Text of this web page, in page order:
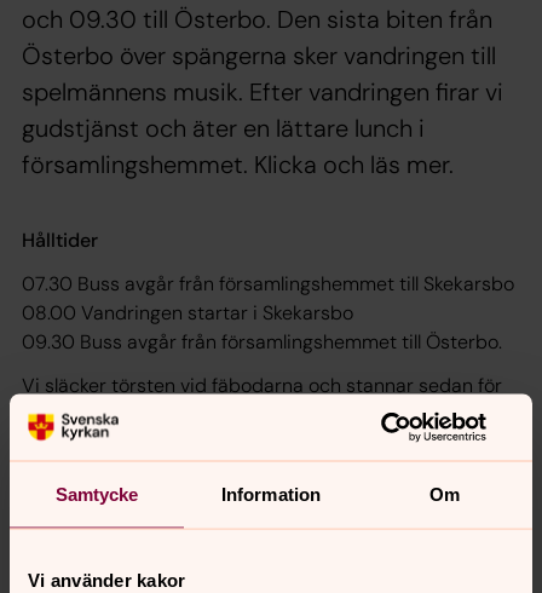
Samtycke Information Om
Vi använder kakor
och 09.30 till Österbo. Den sista biten från
Österbo över spängerna sker vandringen till
spelmännens musik. Efter vandringen firar vi
gudstjänst och äter en lättare lunch i
församlingshemmet. Klicka och läs mer.
Hålltider
07.30 Buss avgår från församlingshemmet till Skekarsbo
08.00 Vandringen startar i Skekarsbo
09.30 Buss avgår från församlingshemmet till Österbo.
Vi släcker törsten vid fäbodarna och stannar sedan för
fika i Buska. Spelmän på nyckelharpa och gitarr spelar
när vi går över spängerna.
11.00 Gudstjänst i församlingshemmet. Mat och kaffe